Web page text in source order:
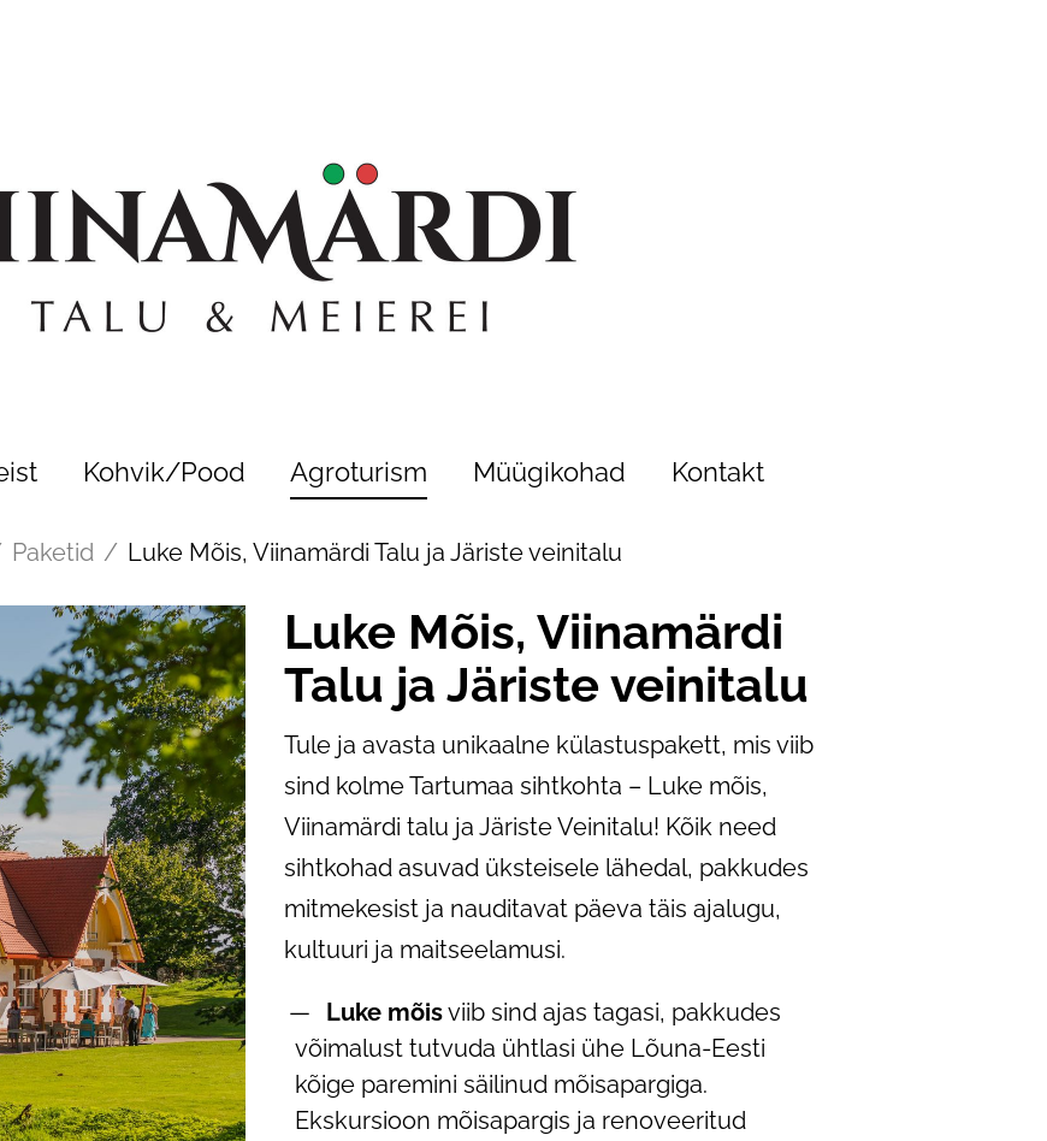
Kohvik/Pood Agroturism Müügikohad Kontakt
Paketid / Luke Mõis, Viinamärdi Talu ja Järiste veinitalu
Luke Mõis, Viinamärdi
Talu ja Järiste veinitalu
Tule ja avasta unikaalne külastuspakett, mis viib
sind kolme Tartumaa sihtkohta – Luke mõis,
Viinamärdi talu ja Järiste Veinitalu! Kõik need
sihtkohad asuvad üksteisele lähedal, pakkudes
mitmekesist ja nauditavat päeva täis ajalugu,
kultuuri ja maitseelamusi.
Luke mõisviib sind ajas tagasi, pakkudes
võimalust tutvuda ühtlasi ühe Lõuna-Eesti
kõige paremini säilinud mõisapargiga.
Ekskursioon mõisapargis ja renoveeritud